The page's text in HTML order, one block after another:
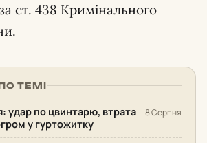
ст. 438 Кримінального
ТЕМІ
удар по цвинтарю, втрата
у гуртожитку
8 Серпня